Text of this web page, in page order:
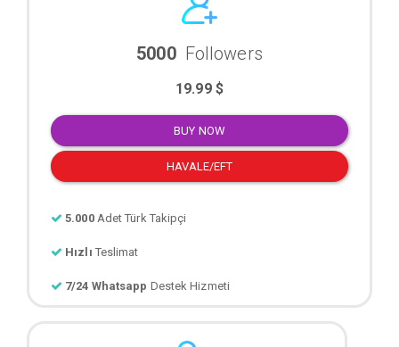
5000 Followers
19.99 $
BUY NOW
HAVALE/EFT
5.000 Adet Türk Takipçi
Hızlı Teslimat
7/24 Whatsapp Destek Hizmeti